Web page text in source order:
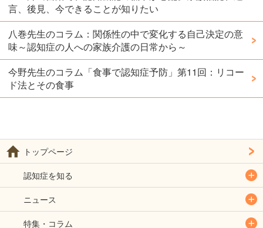
言、後見、今できることが知りたい
八巻先生のコラム：関係性の中で変化する自己決定の意
味～認知症の人への家族介護の日常から～
今野先生のコラム「食事で認知症予防」第11回：リコー
ド法とその食事
トップページ
認知症を知る
ニュース
特集・コラム